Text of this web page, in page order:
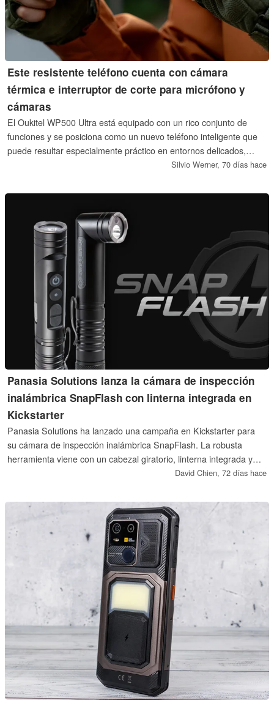
Este resistente teléfono cuenta con cámara
térmica e interruptor de corte para micrófono y
cámaras
El Oukitel WP500 Ultra está equipado con un rico conjunto de
funciones y se posiciona como un nuevo teléfono inteligente que
puede resultar especialmente práctico en entornos delicados,
gracias en parte a su interruptor de apagado. También incluye una
Silvio Werner, 70 días hace
Panasia Solutions lanza la cámara de inspección
inalámbrica SnapFlash con linterna integrada en
Kickstarter
Panasia Solutions ha lanzado una campaña en Kickstarter para
su cámara de inspección inalámbrica SnapFlash. La robusta
herramienta viene con un cabezal giratorio, linterna integrada y
transmisión Wi-Fi para ver espacios reducidos en un teléfono
fontanería y otros.
David Chien, 72 días hace